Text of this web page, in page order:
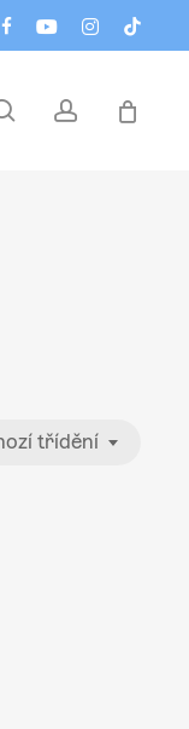
facebookyoutubeinstagram
tiktok
searchaccount
třídění
Menu